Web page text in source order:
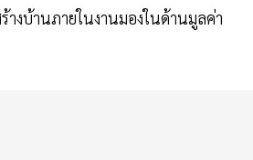
งบ้านภายในงานมองในด้านมูลค่า